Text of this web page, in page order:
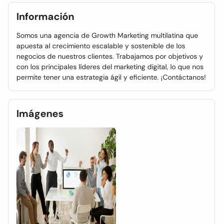
Información
Somos una agencia de Growth Marketing multilatina que
apuesta al crecimiento escalable y sostenible de los
negocios de nuestros clientes. Trabajamos por objetivos y
con los principales líderes del marketing digital, lo que nos
permite tener una estrategia ágil y eficiente. ¡Contáctanos!
Imágenes